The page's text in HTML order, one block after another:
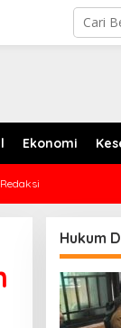
Ekonomi
Hukum